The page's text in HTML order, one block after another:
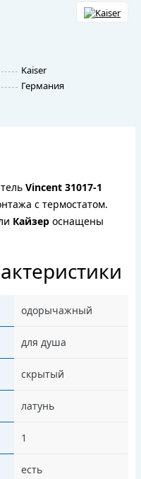
Kaiser
Германия
Vincent 31017-1
с термостатом.
Кайзер оснащены
одорычажный
для душа
скрытый
латунь
1
есть